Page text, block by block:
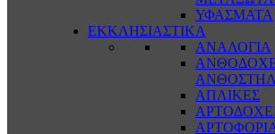
ΥΦΑΣΜΑΤΑ
ΕΚΚΛΗΣΙΑΣΤΙΚΑ
ΑΝΑΛΟΓΙΑ
ΑΠΛΙΚΕΣ